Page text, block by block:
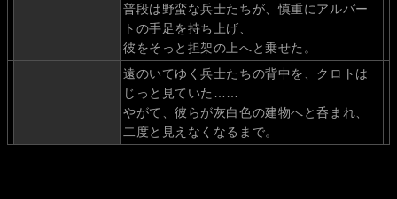
普段は野蛮な兵士たちが、慎重にアルバー
トの手足を持ち上げ、
彼をそっと担架の上へと乗せた。
遠のいてゆく兵士たちの背中を、クロトは
じっと見ていた……
やがて、彼らが灰白色の建物へと呑まれ、
二度と見えなくなるまで。